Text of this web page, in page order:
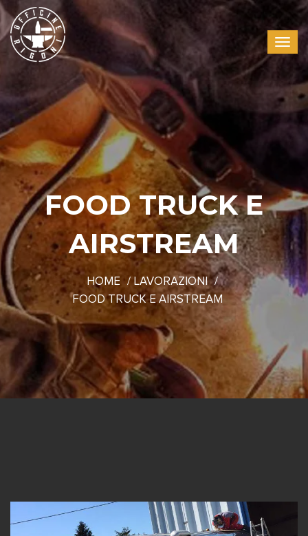
FOOD TRUCK E
AIRSTREAM
HOME
LAVORAZIONI
FOOD TRUCK E AIRSTREAM